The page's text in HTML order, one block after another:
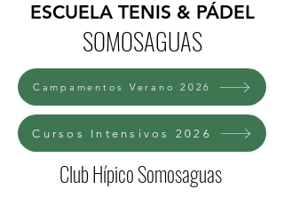
ESCUELA TENIS & PÁDEL
SOMOSAGUAS
Club Hípico Somosaguas
Campamentos Verano 2026
Cursos Intensivos 2026